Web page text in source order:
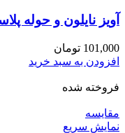
آویز نایلون و حوله
101,000 تومان
افزودن به سبد خرید
فروخته شده
مقايسه
نمایش سریع